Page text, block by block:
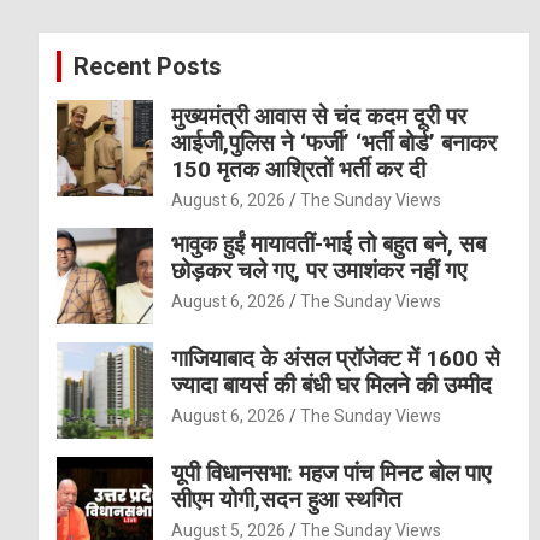
c
Recent Posts
मुख्यमंत्री आवास से चंद कदम दूरी पर
आईजी,पुलिस ने ‘फर्जी’ ‘भर्ती बोर्ड’ बनाकर
150 मृतक आश्रितों भर्ती कर दी
August 6, 2026 The Sunday Views
भावुक हुईं मायावतीं-भाई तो बहुत बने, सब
छोड़कर चले गए, पर उमाशंकर नहीं गए
August 6, 2026 The Sunday Views
गाजियाबाद के अंसल प्रॉजेक्ट में 1600 से
ज्यादा बायर्स की बंधी घर मिलने की उम्मीद
August 6, 2026 The Sunday Views
यूपी विधानसभा: महज पांच मिनट बोल पाए
सीएम योगी,सदन हुआ स्थगित
August 5, 2026 The Sunday Views